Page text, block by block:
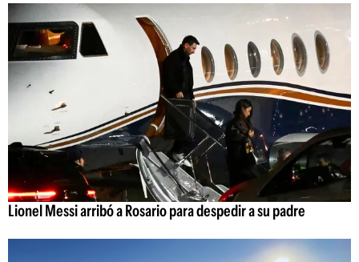
Lionel Messi arribó a Rosario para despedir a su padre